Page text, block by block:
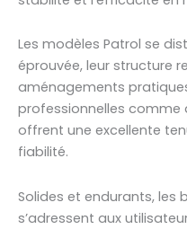
Les modèles Patrol se
éprouvée, leur structure
aménagements
professionnelles comme
offrent une excellente
fiabilité.
Solides et endurants, les
s’adressent aux